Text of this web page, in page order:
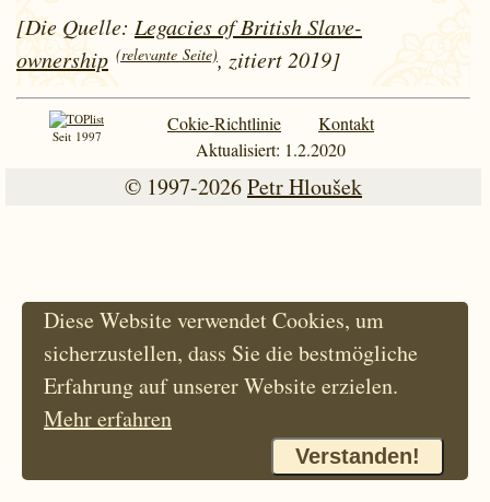
[Die Quelle: Legacies of British Slave-
ownership (relevante Seite), zitiert 2019]
Seit 1997
Cokie-Richtlinie
Kontakt
Aktualisiert: 1.2.2020
© 1997-2026Petr Hloušek
Diese Website verwendet Cookies, um
sicherzustellen, dass Sie die bestmögliche
Erfahrung auf unserer Website erzielen.
Mehr erfahren
Verstanden!